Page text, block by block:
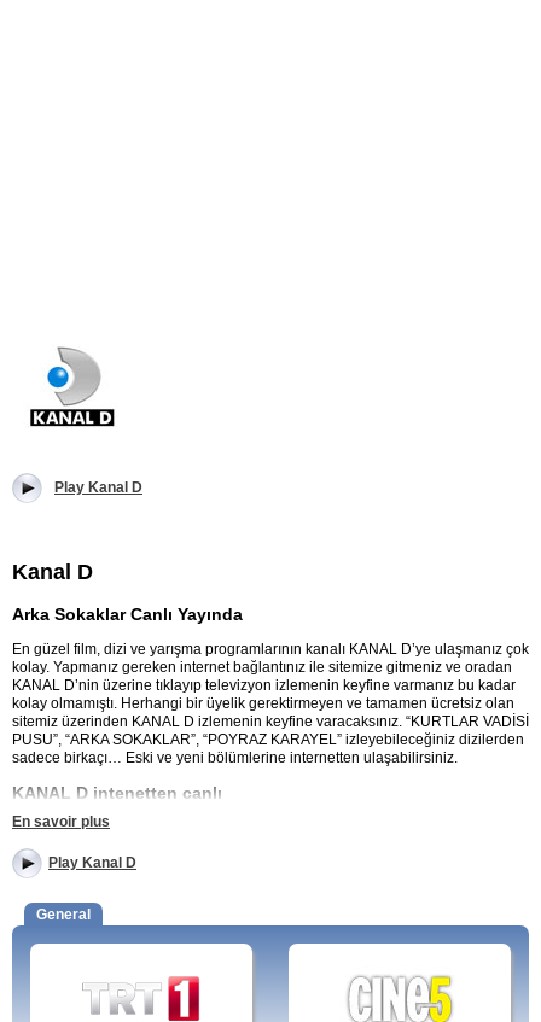
Play Kanal D
Kanal D
Arka Sokaklar Canlı Yayında
En güzel film, dizi ve yarışma programlarının kanalı KANAL D’ye ulaşmanız çok
kolay. Yapmanız gereken internet bağlantınız ile sitemize gitmeniz ve oradan
KANAL D’nin üzerine tıklayıp televizyon izlemenin keyfine varmanız bu kadar
kolay olmamıştı. Herhangi bir üyelik gerektirmeyen ve tamamen ücretsiz olan
sitemiz üzerinden KANAL D izlemenin keyfine varacaksınız. “KURTLAR VADİSİ
PUSU”, “ARKA SOKAKLAR”, “POYRAZ KARAYEL” izleyebileceğiniz dizilerden
sadece birkaçı… Eski ve yeni bölümlerine internetten ulaşabilirsiniz.
KANAL D intenetten canlı
“5N1K” kaçırmayacağınız programlardan sadece birtanesi. Yılların
eskitemediği Beyazıt Öztürk’ün sunduğu “BEYAZ SHOW” her hafta yeni
konuklarıyla sizlerle canlı yayında evinizde buluşuyor. Yeni ve eski bölümlerini
kahkaha dolu dakikalarla takip edeceğiniz “BEYAZ SHOW” ‘a internetten
ulaşmanız artık sitemiz aracılığıyla çok kolay. İnternetten canlı KANAL D
izlemek için sitemiz üzerinden kanalın logosuna tıklayıp koltuğunuza
kurulmanız yeterli olacaktır. “EVİM ŞAHANE” ile başkalarının evlerindeki
değişikliklerden esinlenip kendi evinizde de birkaç değişiklik neden
yapmayacaksınız ki? KANAL D’yi ücretsiz, çevirimiçi ve canlı izleyin.
En savoir plus
Play Kanal D
General